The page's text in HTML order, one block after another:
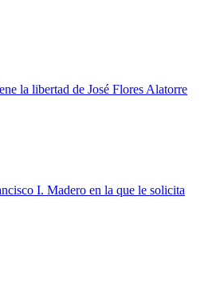
la libertad de José Flores Alatorre
I. Madero en la que le solicita